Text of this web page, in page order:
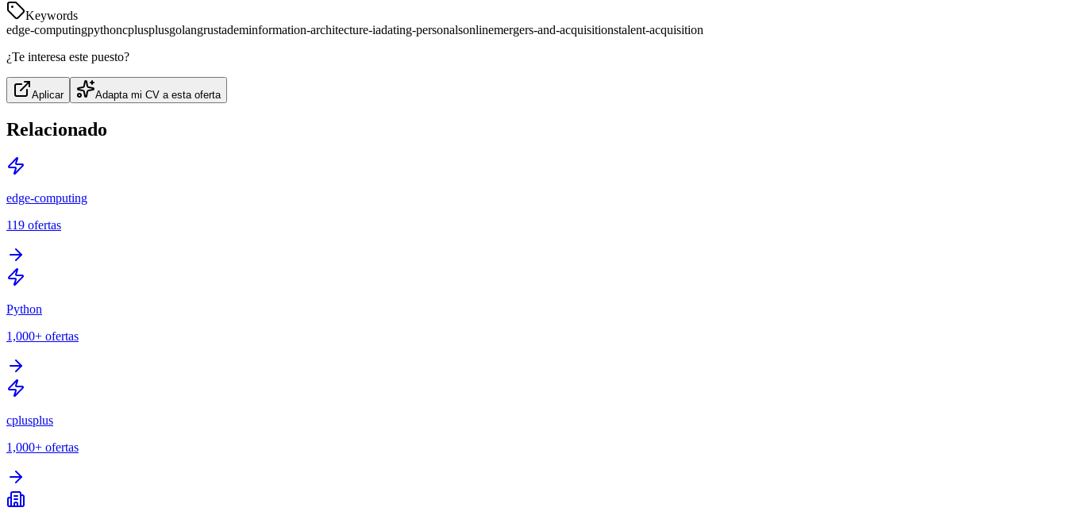
Keywords
edge-computingpythoncplusplusgolangrustademinformation-architecture-iadating-personalsonlinemergers-and-acquisitionstalent-acquisition
¿Te interesa este puesto?
Aplicar Adapta mi CV a esta oferta
Relacionado
edge-computing
119 ofertas
Python
1,000+ ofertas
cplusplus
1,000+ ofertas